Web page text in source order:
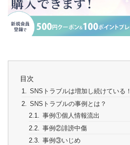
目次
SNSトラブルは増加し続けている！
SNSトラブルの事例とは？
事例①個人情報流出
事例②誹謗中傷
事例③いじめ